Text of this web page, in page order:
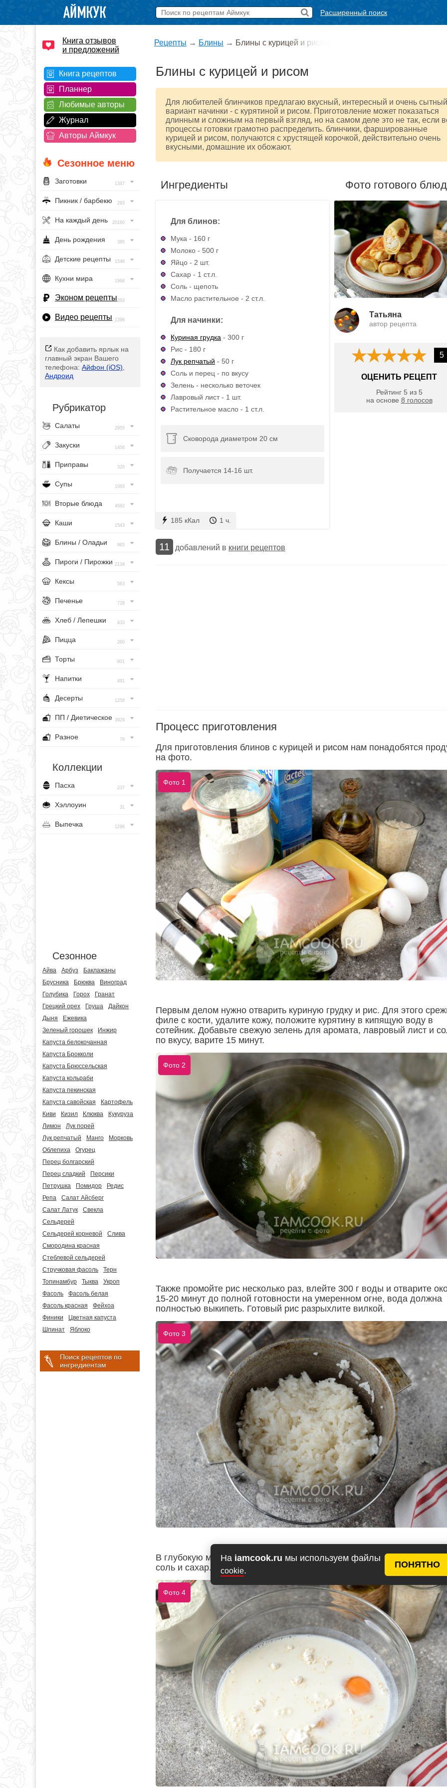
На iamcook.ru мы используем файлы
cookie.
ПОНЯТНО
Расширенный поиск
Книга отзывов
и предложений
Книга рецептов
Планнер
Любимые авторы
Журнал
Авторы Аймкук
Сезонное меню
Заготовки 1347
Пикник / барбекю 293
На каждый день 20160
День рождения 385
Детские рецепты 1548
Кухни мира 1968
Эконом рецепты393
Видео рецепты 1396
Как добавить ярлык на
главный экран Вашего
телефона: Айфон (iOS)
Андроид
Рубрикатор
Салаты 2955
Закуски 1456
Приправы 320
Супы 1083
Вторые блюда 4682
Каши 1543
Блины / Оладьи 965
Пироги / Пирожки 2134
Кексы 563
Печенье 728
Хлеб / Лепешки 433
Пицца 260
Торты 801
Напитки 491
Десерты 1256
ПП / Диетическое 3929
Разное 76
Коллекции
Пасха 237
Хэллоуин 31
Выпечка 1296
Сезонное
Айва Арбуз
Баклажаны
Брусника
Брюква
Виноград
Голубика
Горох
Гранат
Грецкий орех
Груша
Дайкон
Дыня
Ежевика
Зеленый горошек
Инжир
Капуста белокочанная
Капуста Брокколи
Капуста Брюссельская
Капуста кольраби
Капуста пекинская
Капуста савойская
Картофель
Киви
Кизил Клюква
Кукуруза
Лимон
Лук порей
Лук репчатый
Манго
Морковь
Облепиха
Огурец
Перец болгарский
Перец сладкий
Персики
Петрушка
Помидор
Редис
Репа
Салат Айсберг
Салат Латук
Свекла
Сельдерей
Сельдерей корневой
Слива
Смородина красная
Стеблевой сельдерей
Стручковая фасоль
Терн
Топинамбур
Тыква
Укроп
Фасоль
Фасоль белая
Фасоль красная
Фейхоа
Финики
Цветная капуста
Шпинат
Яблоко
Поиск рецептов по
ингредиентам
Рецепты → Блины → Блины с курицей и рисом
Блины с курицей и рисом
Для любителей блинчиков предлагаю вкусный, интересный и очень сытный
вариант начинки - с курятиной и рисом. Приготовление может показаться
длинным и сложным на первый взгляд, но на самом деле это не так, если
процессы готовки грамотно распределить. блинчики, фаршированные
курицей и рисом, получаются с хрустящей корочкой, действительно очень
вкусными, домашние их обожают.
Ингредиенты
Для блинов:
Мука - 160 г
Молоко - 500 г
Яйцо - 2 шт.
Сахар - 1 ст.л.
Соль - щепоть
Масло растительное - 2 ст.л.
Для начинки:
Куриная грудка - 300 г
Рис - 180 г
Лук репчатый - 50 г
Соль и перец - по вкусу
Зелень - несколько веточек
Лавровый лист - 1 шт.
Растительное масло - 1 ст.л.
Сковорода диаметром 20 см
Получается 14-16 шт.
185 кКал 1 ч.
Фото готового
Татьяна
автор рецепта
5
ОЦЕНИТЬ РЕЦЕПТ
Рейтинг 5 из 5
на основе 8 голосов
11 добавлений в книги рецептов
Процесс приготовления
Для приготовления блинов с курицей и рисом нам понадобятся
на фото.
Фото 1
Первым делом нужно отварить куриную грудку и рис. Для этого
филе с кости, удалите кожу, положите курятину в кипящую воду в
сотейник. Добавьте свежую зелень для аромата, лавровый лист и
по вкусу, варите 15 минут.
Фото 2
Также промойте рис несколько раз, влейте 300 г воды и отварите
15-20 минут до полной готовности на умеренном огне, вода должна
полностью выкипеть. Готовый рис разрыхлите вилкой.
Фото 3
В глубокую миску всыпьте муку, влейте молоко, вбейте яйца,
соль и сахар.
Фото 4